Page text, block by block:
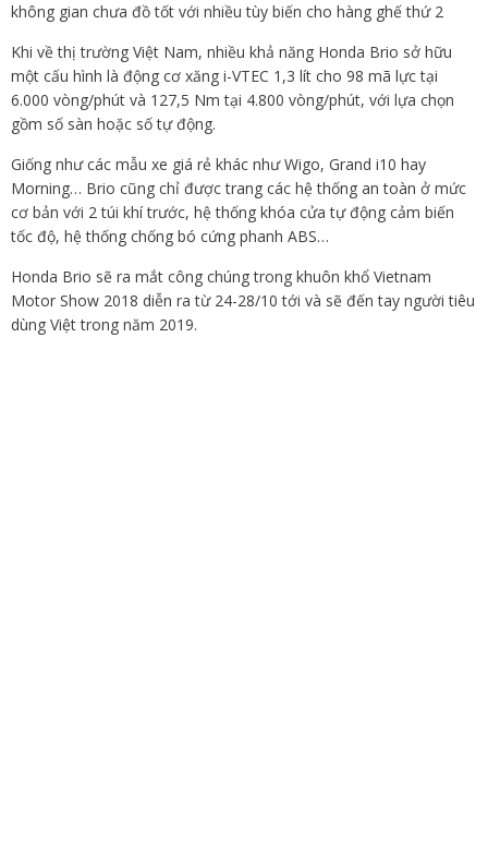
không gian chưa đồ tốt với nhiều tùy biến cho hàng ghế thứ 2
Khi về thị trường Việt Nam, nhiều khả năng Honda Brio sở hữu
một cấu hình là động cơ xăng i-VTEC 1,3 lít cho 98 mã lực tại
6.000 vòng/phút và 127,5 Nm tại 4.800 vòng/phút, với lựa chọn
gồm số sàn hoặc số tự động.
Giống như các mẫu xe giá rẻ khác như Wigo, Grand i10 hay
Morning… Brio cũng chỉ được trang các hệ thống an toàn ở mức
cơ bản với 2 túi khí trước, hệ thống khóa cửa tự động cảm biến
tốc độ, hệ thống chống bó cứng phanh ABS…
Honda Brio sẽ ra mắt công chúng trong khuôn khổ Vietnam
Motor Show 2018 diễn ra từ 24-28/10 tới và sẽ đến tay người tiêu
dùng Việt trong năm 2019.